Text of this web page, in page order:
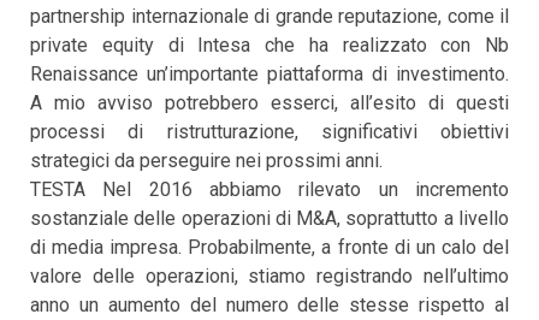
partnership internazionale di grande reputazione, come il
private equity di Intesa che ha realizzato con Nb
Renaissance un’importante piattaforma di investimento.
A mio avviso potrebbero esserci, all’esito di questi
processi di ristrutturazione, significativi obiettivi
strategici da perseguire nei prossimi anni.
TESTA Nel 2016 abbiamo rilevato un incremento
sostanziale delle operazioni di M&A, soprattutto a livello
di media impresa. Probabilmente, a fronte di un calo del
valore delle operazioni, stiamo registrando nell’ultimo
anno un aumento del numero delle stesse rispetto al